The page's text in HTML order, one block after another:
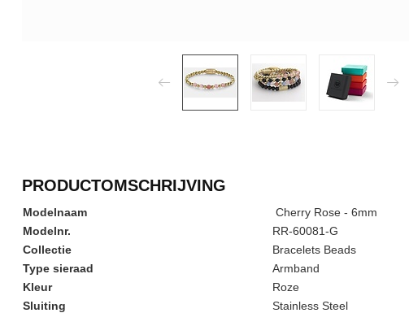
PRODUCTOMSCHRIJVING
Modelnaam
Cherry Rose - 6mm
Modelnr.
RR-60081-G
Collectie
Bracelets Beads
Type sieraad
Armband
Kleur
Roze
Sluiting
Stainless Steel